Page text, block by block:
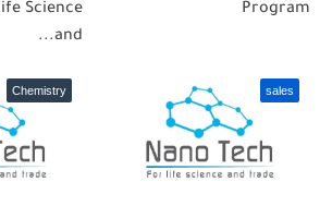
Program
Science
and...
sales
Chemistry